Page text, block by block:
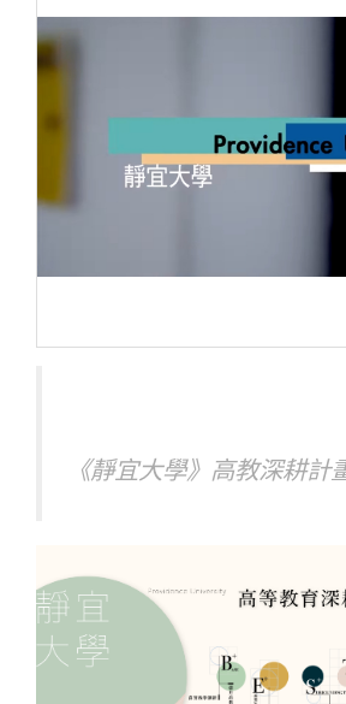
《靜宜大學》高教深耕計